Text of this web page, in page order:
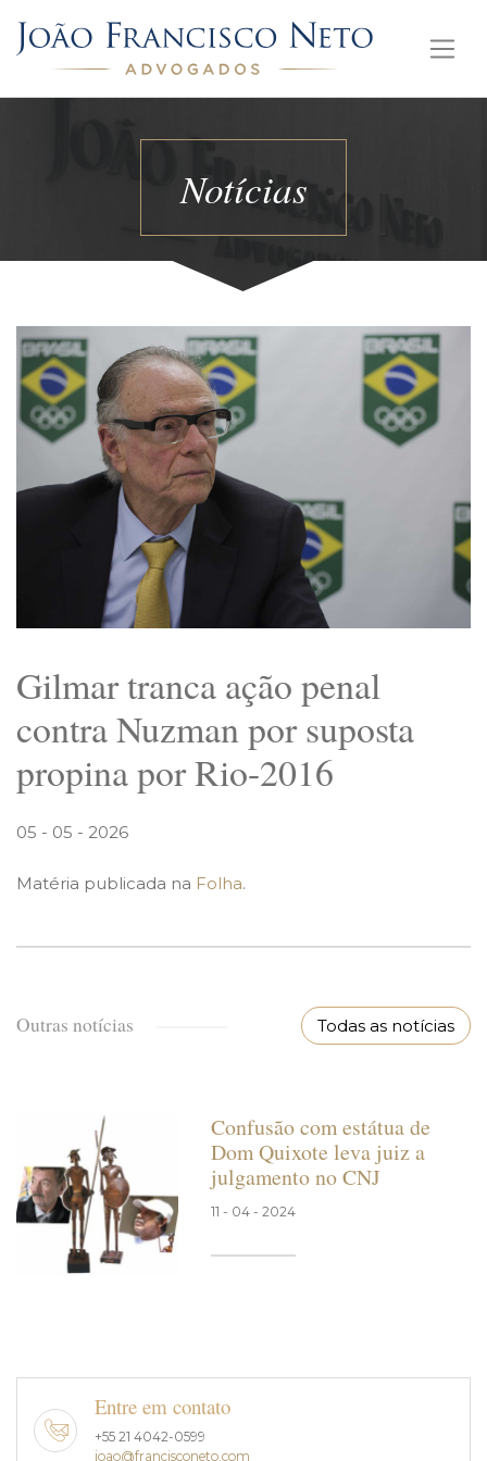
Notícias
Gilmar tranca ação penal
contra Nuzman por suposta
propina por Rio-2016
05 - 05 - 2026
Matéria publicada na Folha.
Outras notícias Todas as notícias
Confusão com estátua de
Dom Quixote leva juiz a
julgamento no CNJ
11 - 04 - 2024
Entre em contato
+55 21 4042-0599
joao@francisconeto.com